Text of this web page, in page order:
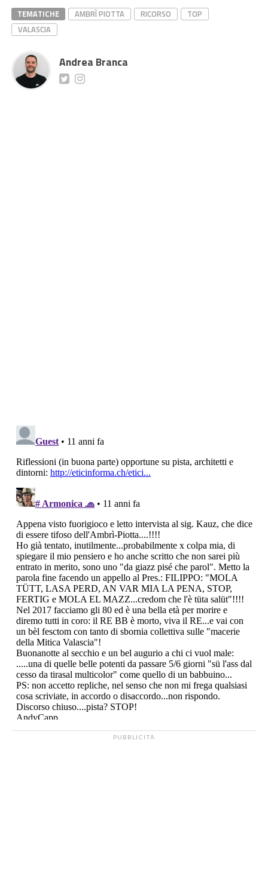
TEMATICHE AMBRÌ PIOTTA RICORSO
TOP
VALASCIA
Andrea Branca
PUBBLICITÀ